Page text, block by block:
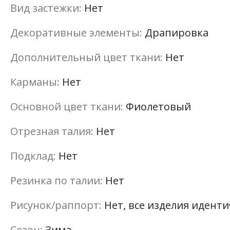
Вид застежки: Нет
Декоративные элементы: Драпировка
Дополнительный цвет ткани: Нет
Карманы: Нет
Основной цвет ткани: Фиолетовый
Отрезная талия: Нет
Подклад: Нет
Резинка по талии: Нет
Рисунок/раппорт: Нет, все изделия